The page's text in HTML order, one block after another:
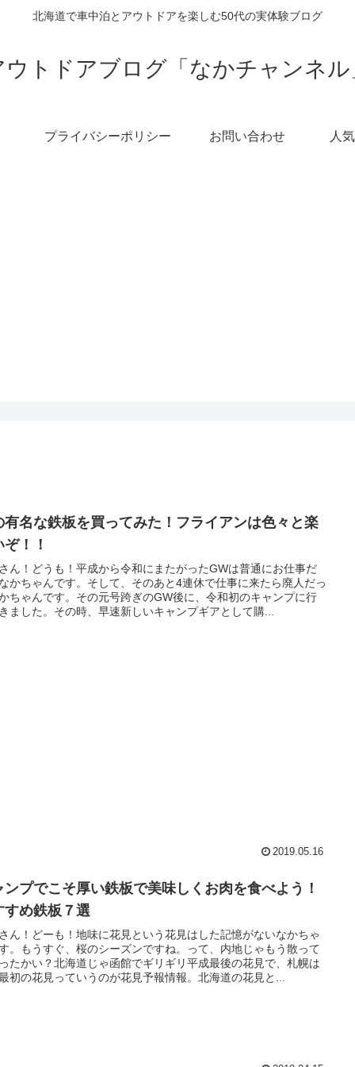
北海道で車中泊とアウトドアを楽しむ50代の実体験ブログ
ウトドアブログ「なかチャンネル
プライバシーポリシー お問い合わせ 人
有名な鉄板を買ってみた！フライアンは色々と楽
ぞ！！
ん！どうも！平成から令和にまたがったGWは普通にお仕事だ
かちゃんです。そして、そのあと4連休で仕事に来たら廃人だっ
ちゃんです。その元号跨ぎのGW後に、令和初のキャンプに行
ました。その時、早速新しいキャンプギアとして購...
2019.05.16
ンプでこそ厚い鉄板で美味しくお肉を食べよう！
すめ鉄板７選
ん！どーも！地味に花見という花見はした記憶がないなかちゃ
。もうすぐ、桜のシーズンですね。って、内地じゃもう散って
たかい？北海道じゃ函館でギリギリ平成最後の花見で、札幌は
初の花見っていうのが花見予報情報。北海道の花見と...